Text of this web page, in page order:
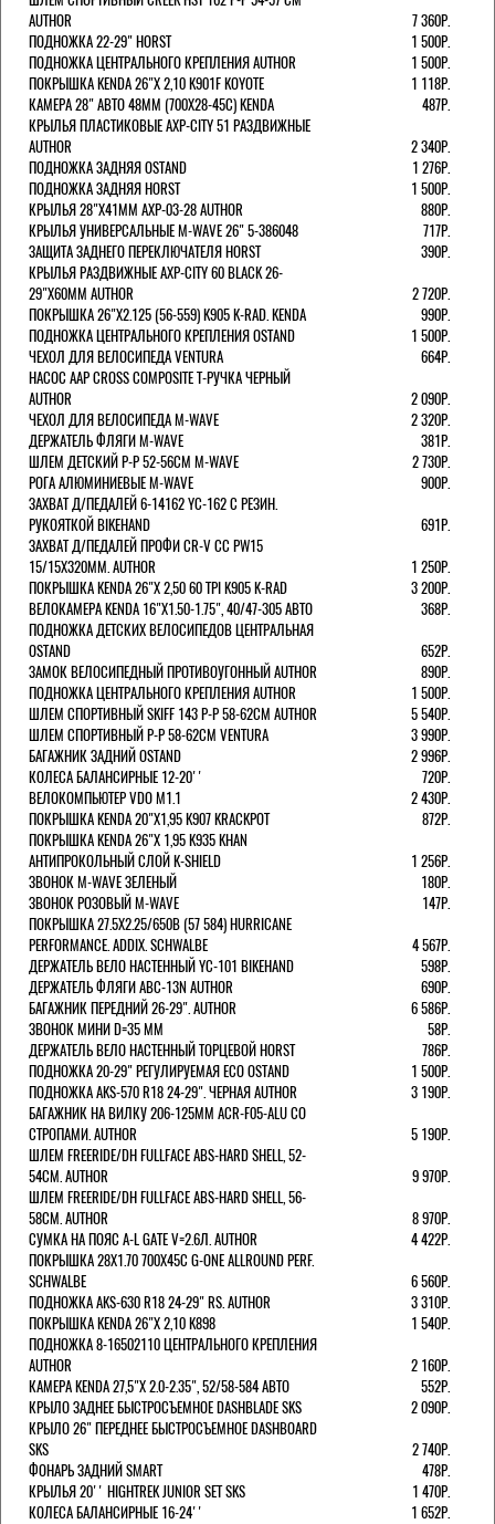
AUTHOR
7 360Р.
ПОДНОЖКА 22-29" HORST
1 500Р.
ПОДНОЖКА ЦЕНТРАЛЬНОГО КРЕПЛЕНИЯ AUTHOR
1 500Р.
ПОКРЫШКА KENDA 26"Х 2,10 K901F KOYOTE
1 118Р.
КАМЕРА 28" АВТО 48ММ (700Х28-45С) KENDA
487Р.
КРЫЛЬЯ ПЛАСТИКОВЫЕ AXP-CITY 51 РАЗДВИЖНЫЕ
AUTHOR
2 340Р.
ПОДНОЖКА ЗАДНЯЯ OSTAND
1 276Р.
ПОДНОЖКА ЗАДНЯЯ HORST
1 500Р.
КРЫЛЬЯ 28"Х41ММ AXP-03-28 AUTHOR
880Р.
КРЫЛЬЯ УНИВЕРСАЛЬНЫЕ M-WAVE 26" 5-386048
717Р.
ЗАЩИТА ЗАДНЕГО ПЕРЕКЛЮЧАТЕЛЯ HORST
390Р.
КРЫЛЬЯ РАЗДВИЖНЫЕ AXP-CITY 60 BLACK 26-
29"Х60ММ AUTHOR
2 720Р.
ПОКРЫШКА 26"Х2.125 (56-559) K905 K-RAD. KENDA
990Р.
ПОДНОЖКА ЦЕНТРАЛЬНОГО КРЕПЛЕНИЯ OSTAND
1 500Р.
ЧЕХОЛ ДЛЯ ВЕЛОСИПЕДА VENTURA
664Р.
НАСОС AAP CROSS COMPOSITE Т-РУЧКА ЧЕРНЫЙ
AUTHOR
2 090Р.
ЧЕХОЛ ДЛЯ ВЕЛОСИПЕДА M-WAVE
2 320Р.
ДЕРЖАТЕЛЬ ФЛЯГИ M-WAVE
381Р.
ШЛЕМ ДЕТСКИЙ Р-Р 52-56СМ M-WAVE
2 730Р.
РОГА АЛЮМИНИЕВЫЕ M-WAVE
900Р.
ЗАХВАТ Д/ПЕДАЛЕЙ 6-14162 YC-162 С РЕЗИН.
РУКОЯТКОЙ BIKEHAND
691Р.
ЗАХВАТ Д/ПЕДАЛЕЙ ПРОФИ CR-V CC PW15
15/15X320ММ. AUTHOR
1 250Р.
ПОКРЫШКА KENDA 26"Х 2,50 60 TPI K905 K-RAD
3 200Р.
ВЕЛОКАМЕРА KENDA 16"Х1.50-1.75", 40/47-305 АВТО
368Р.
ПОДНОЖКА ДЕТСКИХ ВЕЛОСИПЕДОВ ЦЕНТРАЛЬНАЯ
OSTAND
652Р.
ЗАМОК ВЕЛОСИПЕДНЫЙ ПРОТИВОУГОННЫЙ AUTHOR
890Р.
ПОДНОЖКА ЦЕНТРАЛЬНОГО КРЕПЛЕНИЯ AUTHOR
1 500Р.
ШЛЕМ СПОРТИВНЫЙ SKIFF 143 Р-Р 58-62СМ AUTHOR
5 540Р.
ШЛЕМ СПОРТИВНЫЙ Р-Р 58-62СМ VENTURA
3 990Р.
БАГАЖНИК ЗАДНИЙ OSTAND
2 996Р.
КОЛЕСА БАЛАНСИРНЫЕ 12-20''
720Р.
ВЕЛОКОМПЬЮТЕР VDO M1.1
2 430Р.
ПОКРЫШКА KENDA 20"Х1,95 K907 KRACKPOT
872Р.
ПОКРЫШКА KENDA 26"Х 1,95 K935 KHAN
АНТИПРОКОЛЬНЫЙ СЛОЙ K-SHIELD
1 256Р.
ЗВОНОК M-WAVE ЗЕЛЕНЫЙ
180Р.
ЗВОНОК РОЗОВЫЙ M-WAVE
147Р.
ПОКРЫШКА 27.5X2.25/650B (57 584) HURRICANE
PERFORMANCE. ADDIX. SCHWALBE
4 567Р.
ДЕРЖАТЕЛЬ ВЕЛО НАСТЕННЫЙ YC-101 BIKEHAND
598Р.
ДЕРЖАТЕЛЬ ФЛЯГИ ABC-13N AUTHOR
690Р.
БАГАЖНИК ПЕРЕДНИЙ 26-29". AUTHOR
6 586Р.
ЗВОНОК МИНИ D=35 ММ
58Р.
ДЕРЖАТЕЛЬ ВЕЛО НАСТЕННЫЙ ТОРЦЕВОЙ HORST
786Р.
ПОДНОЖКА 20-29" РЕГУЛИРУЕМАЯ ECO OSTAND
1 500Р.
ПОДНОЖКА AKS-570 R18 24-29". ЧЕРНАЯ AUTHOR
3 190Р.
БАГАЖНИК НА ВИЛКУ 206-125ММ ACR-F05-ALU СО
СТРОПАМИ. AUTHOR
5 190Р.
ШЛЕМ FREERIDE/DH FULLFACE ABS-HARD SHELL, 52-
54СМ. AUTHOR
9 970Р.
ШЛЕМ FREERIDE/DH FULLFACE ABS-HARD SHELL, 56-
58СМ. AUTHOR
8 970Р.
СУМКА НА ПОЯС A-L GATE V=2.6Л. AUTHOR
4 422Р.
ПОКРЫШКА 28X1.70 700X45C G-ONE ALLROUND PERF.
SCHWALBE
6 560Р.
ПОДНОЖКА AKS-630 R18 24-29" RS. AUTHOR
3 310Р.
ПОКРЫШКА KENDA 26"Х 2,10 K898
1 540Р.
ПОДНОЖКА 8-16502110 ЦЕНТРАЛЬНОГО КРЕПЛЕНИЯ
AUTHOR
2 160Р.
КАМЕРА KENDA 27,5"Х 2.0-2.35", 52/58-584 АВТО
552Р.
КРЫЛО ЗАДНЕЕ БЫСТРОСЪЕМНОЕ DASHBLADE SKS
2 090Р.
КРЫЛО 26" ПЕРЕДНЕЕ БЫСТРОСЪЕМНОЕ DASHBOARD
SKS
2 740Р.
ФОНАРЬ ЗАДНИЙ SMART
478Р.
КРЫЛЬЯ 20'' HIGHTREK JUNIOR SET SKS
1 470Р.
КОЛЕСА БАЛАНСИРНЫЕ 16-24''
1 652Р.